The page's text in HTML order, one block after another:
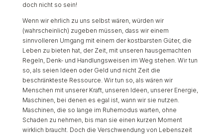
doch nicht so sein!
Wenn wir ehrlich zu uns selbst wären, würden wir
(wahrscheinlich) zugeben müssen, dass wir einem
sinnvolleren Umgang mit einem der kostbarsten Güter, die
Leben zu bieten hat, der Zeit, mit unseren hausgemachten
Regeln, Denk- und Handlungsweisen im Weg stehen. Wir tun
so, als seien Ideen oder Geld und nicht Zeit die
beschränkteste Ressource. Wir tun so, als wären wir
Menschen mit unserer Kraft, unseren Ideen, unserer Energie,
Maschinen, bei denen es egal ist, wann wir sie nutzen.
Maschinen, die so lange im Ruhemodus warten, ohne
Schaden zu nehmen, bis man sie einen kurzen Moment
wirklich braucht. Doch die Verschwendung von Lebenszeit